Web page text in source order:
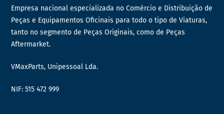
Empresa nacional especializada no Comércio e Distribuição de
Peças e Equipamentos Oficinais para todo o tipo de Viaturas,
tanto no segmento de Peças Originais, como de Peças
Aftermarket.
VMaxParts, Unipessoal Lda.
NIF: 515 472 999